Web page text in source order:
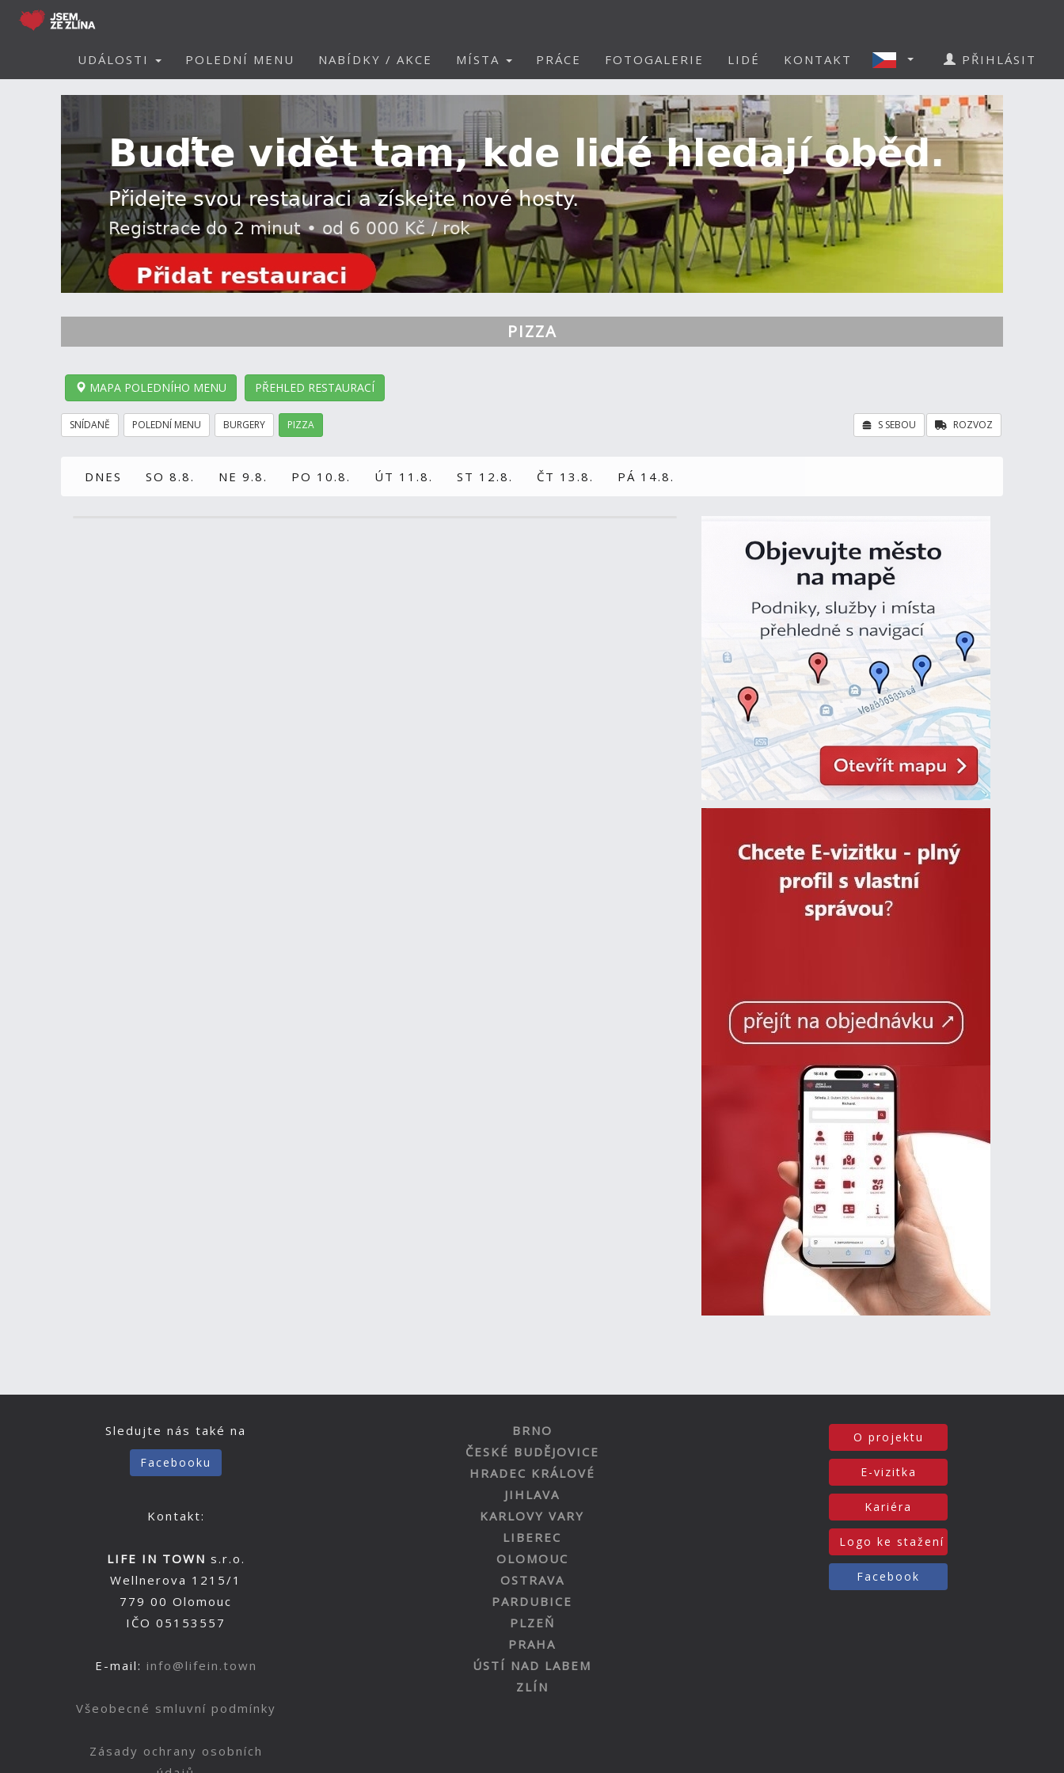
UDÁLOSTI POLEDNÍ MENU NABÍDKY / AKCE MÍSTA PRÁCE FOTOGALERIE LIDÉ KONTAKT PŘIHLÁSIT
PIZZA
MAPA POLEDNÍHO MENU PŘEHLED RESTAURACÍ
SNÍDANĚ POLEDNÍ MENU BURGERY PIZZA ROZVOZ
S SEBOU
DNES SO 8.8. NE 9.8. PO 10.8. ÚT 11.8. ST 12.8. ČT 13.8. PÁ 14.8.
Sledujte nás také na
Facebooku
Kontakt:
LIFE IN TOWN s.r.o.
Wellnerova 1215/1
779 00 Olomouc
IČO 05153557
E-mail: info@lifein.town
Všeobecné smluvní podmínky
Zásady ochrany osobních
BRNO
ČESKÉ BUDĚJOVICE
HRADEC KRÁLOVÉ
JIHLAVA
KARLOVY VARY
LIBEREC
OLOMOUC
OSTRAVA
PARDUBICE
PLZEŇ
PRAHA
ÚSTÍ NAD LABEM
ZLÍN
O projektu
E-vizitka
Kariéra
Logo ke stažení
Facebook